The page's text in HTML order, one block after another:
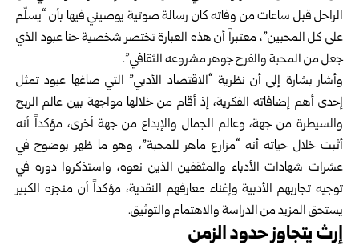
الراحل قبل ساعات من وفاته كان رسالة صوتية يوصيني فيها بأن “يسلّم
على كل المحبين”، معتبراً أن هذه العبارة تختصر شخصية حنا عبود الذي
جعل من المحبة والفرح جوهر مشروعه الثقافي”.
وأشار بشارة إلى أن نظرية “الاقتصاد الأدبي” التي صاغها عبود تمثل
إحدى أهم إضافاته الفكرية، إذ أقام من خلالها مواجهة بين عالم الربح
والسيطرة من جهة، وعالم الجمال والإبداع من جهة أخرى، مؤكداً أنه
أثبت خلال حياته أنه “مزارع ماهر للمحبة”، وهو ما ظهر بوضوح في
عشرات شهادات الأدباء والمثقفين الذين نعوه، واستذكروا دوره في
توجيه تجاربهم الأدبية وإغناء معارفهم النقدية، مؤكداً أن منجزه الكبير
يستحق المزيد من الدراسة والاهتمام والتوثيق.
إرث يتجاوز حدود الزمن